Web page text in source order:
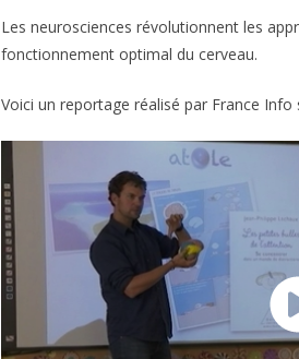
Les neurosciences révolutionnent les
fonctionnement optimal du cerveau.
Voici un reportage réalisé par France Info